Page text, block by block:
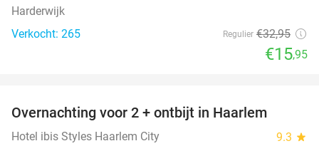
Harderwijk
Verkocht: 265
Regulier €32,95
€15,95
Overnachting voor 2 + ontbijt in Haarlem
Hotel ibis Styles Haarlem City 9.3 star